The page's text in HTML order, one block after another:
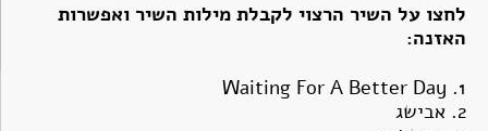
לחצו על השיר הרצוי לקבלת מילות השיר ואפשרות
האזנה:
1.
Waiting For A Better Day
2. אבישג